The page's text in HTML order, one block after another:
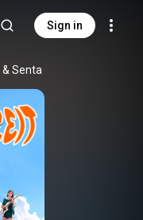
Sign in
& Senta